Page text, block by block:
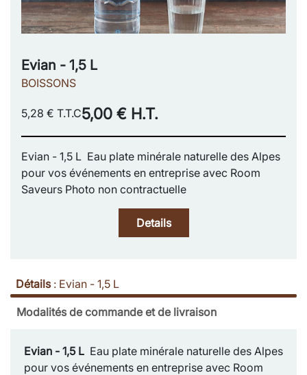
Evian - 1,5 L
BOISSONS
5,28 € T.T.C5,00 € H.T.
Evian - 1,5 L Eau plate minérale naturelle des Alpes
pour vos événements en entreprise avec Room
Saveurs Photo non contractuelle
Details
Détails: Evian - 1,5 L
Modalités de commande et de livraison
Evian - 1,5 L Eau plate minérale naturelle des Alpes
pour vos événements en entreprise avec Room